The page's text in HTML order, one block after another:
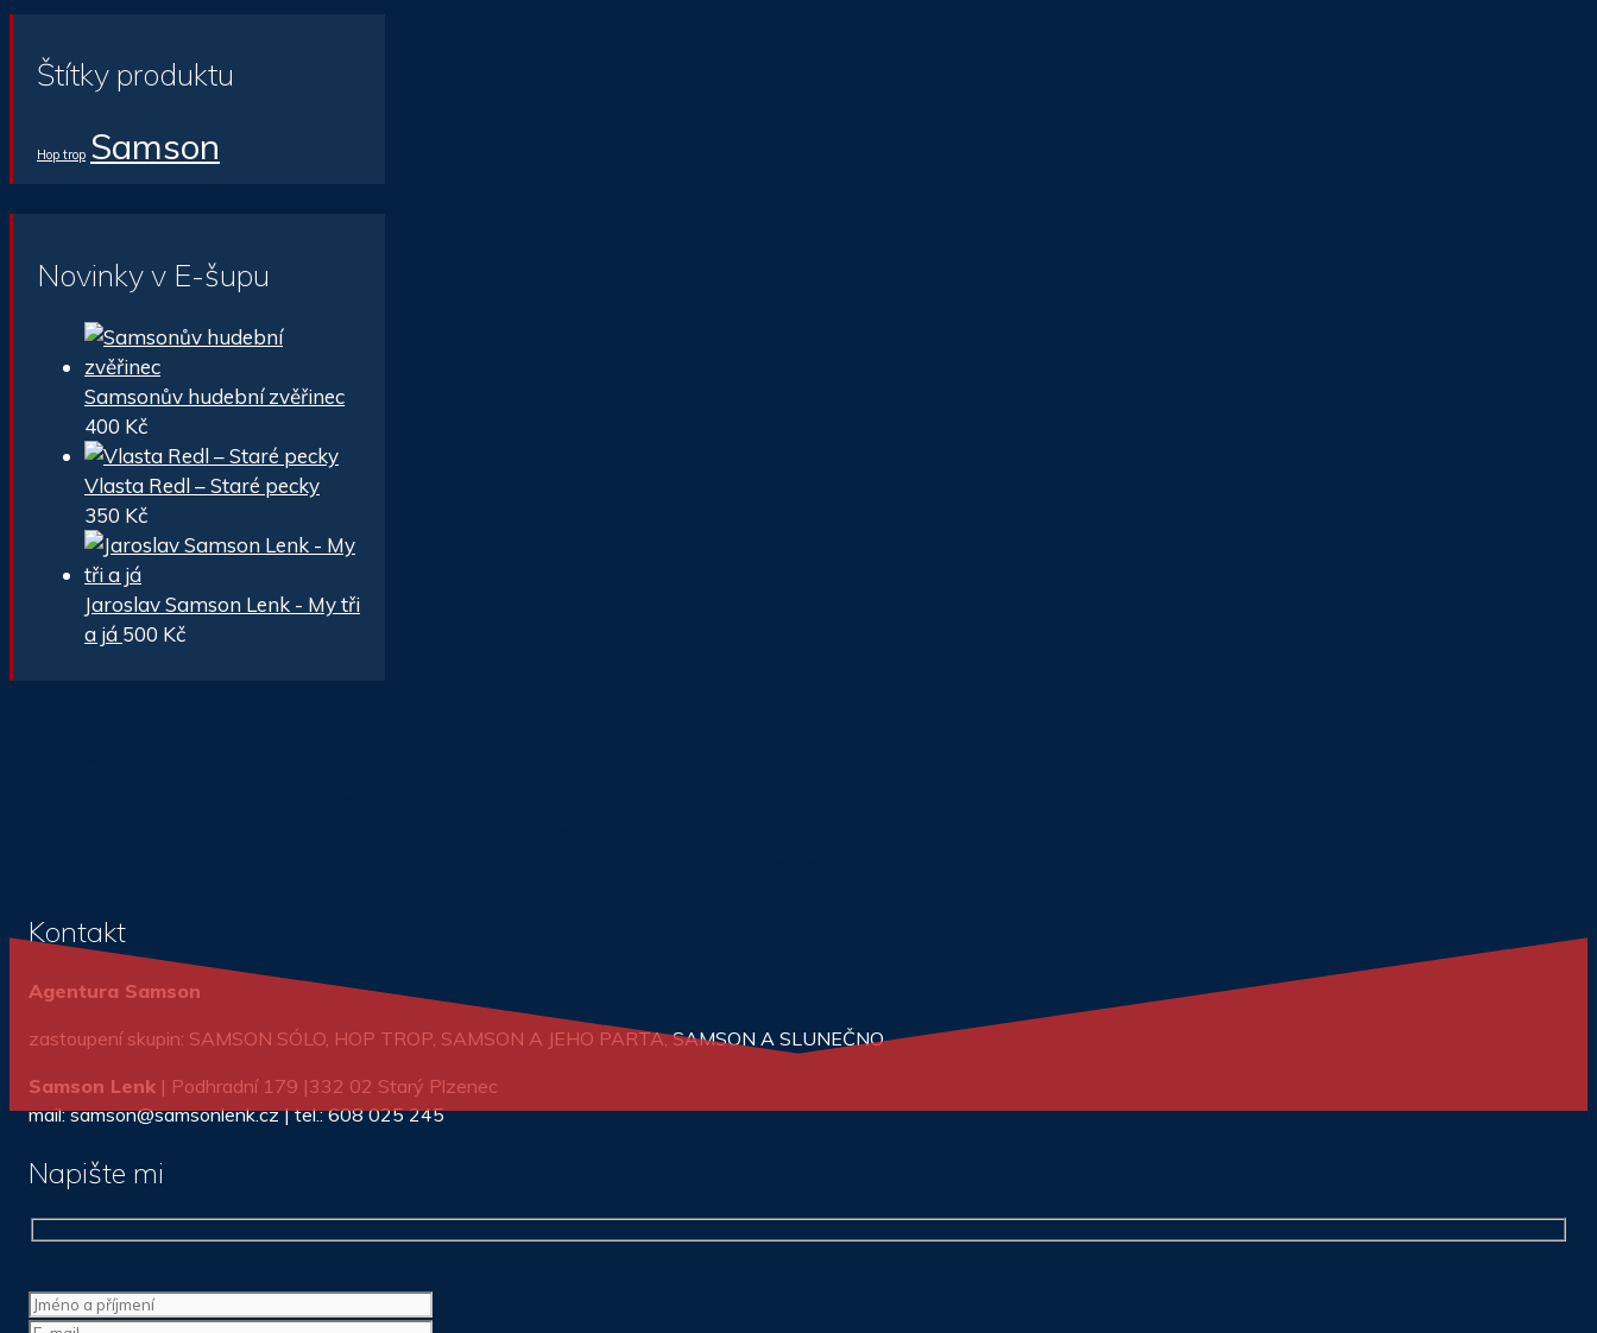
Štítky produktu
Hop trop Samson
Novinky v E-šupu
Samsonův hudební zvěřinec
400 Kč
Vlasta Redl – Staré pecky
350 Kč
Jaroslav Samson Lenk - My tři
a já 500 Kč
Kontakt
Agentura Samson
zastoupení skupin: SAMSON SÓLO, HOP TROP, SAMSON A JEHO PARTA, SAMSON A SLUNEČNO
Samson Lenk | Podhradní 179 |332 02 Starý Plzenec
mail: samson@samsonlenk.cz | tel.: 608 025 245
Napište mi